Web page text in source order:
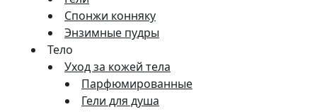
Спонжи конняку
Энзимные пудры
Тело
Уход за кожей тела
Парфюмированные
Гели для душа